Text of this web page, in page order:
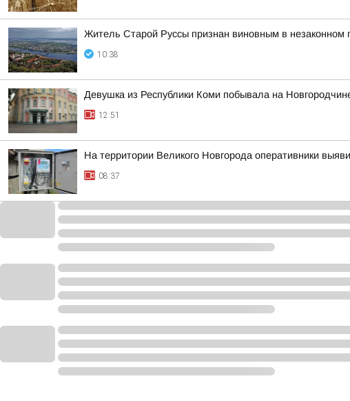
Житель Старой Руссы признан виновным в незаконном
10:38
Девушка из Республики Коми побывала на
12:51
На территории Великого Новгорода оперативники
08:37